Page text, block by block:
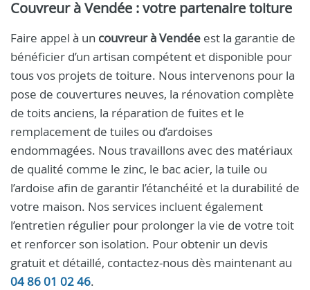
Couvreur à Vendée : votre partenaire toiture
Faire appel à un couvreur à Vendée est la garantie de
bénéficier d’un artisan compétent et disponible pour
tous vos projets de toiture. Nous intervenons pour la
pose de couvertures neuves, la rénovation complète
de toits anciens, la réparation de fuites et le
remplacement de tuiles ou d’ardoises
endommagées. Nous travaillons avec des matériaux
de qualité comme le zinc, le bac acier, la tuile ou
l’ardoise afin de garantir l’étanchéité et la durabilité de
votre maison. Nos services incluent également
l’entretien régulier pour prolonger la vie de votre toit
et renforcer son isolation. Pour obtenir un devis
gratuit et détaillé, contactez-nous dès maintenant au
04 86 01 02 46.